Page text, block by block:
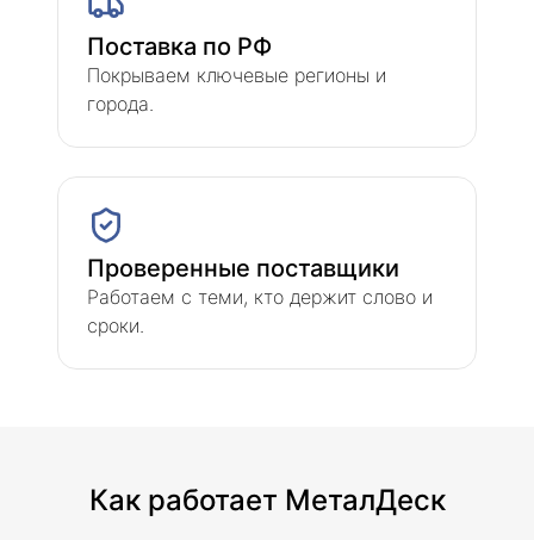
Поставка по РФ
Покрываем ключевые регионы и
города.
Проверенные поставщики
Работаем с теми, кто держит слово и
сроки.
Как работает МеталДеск